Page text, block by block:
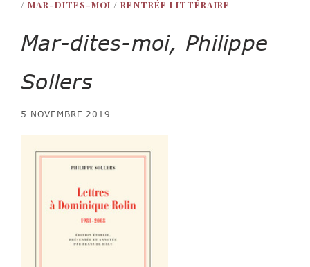
/MAR-DITES-MOI /RENTRÉE LITTÉRAIRE
Mar-dites-moi, Philippe
Sollers
5 NOVEMBRE 2019